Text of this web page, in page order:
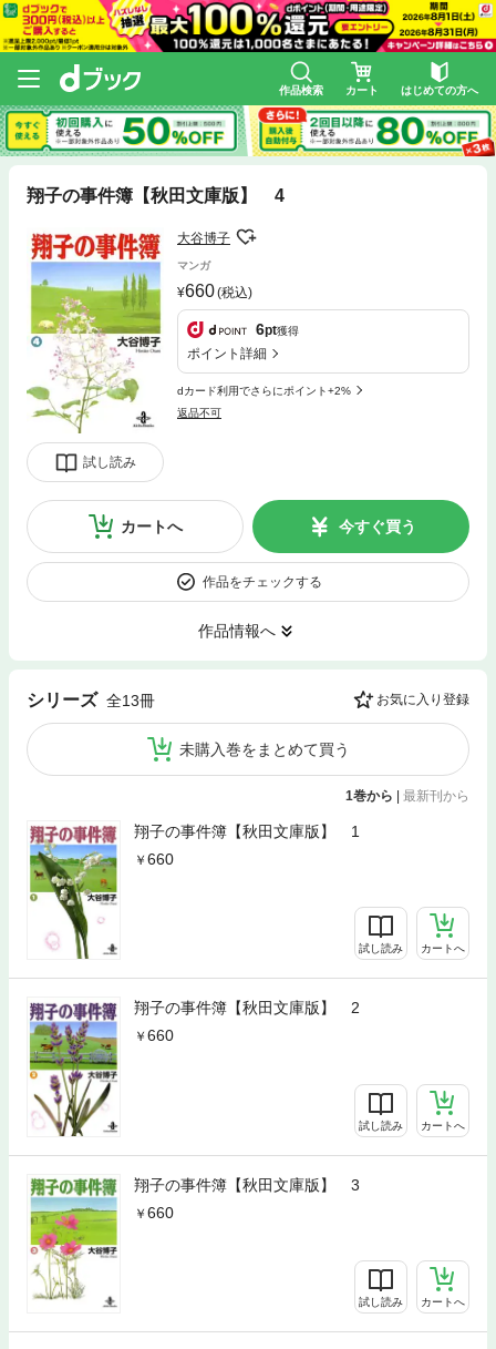
作品検索 カート はじめての方へ
翔子の事件簿【秋田文庫版】 4
試し読み
大谷博子
マンガ
660(税込)
6pt獲得
ポイント詳細
dカード利用でさらにポイント+2%
返品不可
カートへ 今すぐ買う
作品をチェックする
作品情報へ
シリーズ 全13冊 お気に入り登録
未購入巻をまとめて買う
1巻から 最新刊から
翔子の事件簿【秋田文庫版】 1
660
試し読み カートへ
翔子の事件簿【秋田文庫版】 2
660
試し読み カートへ
翔子の事件簿【秋田文庫版】 3
660
試し読み カートへ